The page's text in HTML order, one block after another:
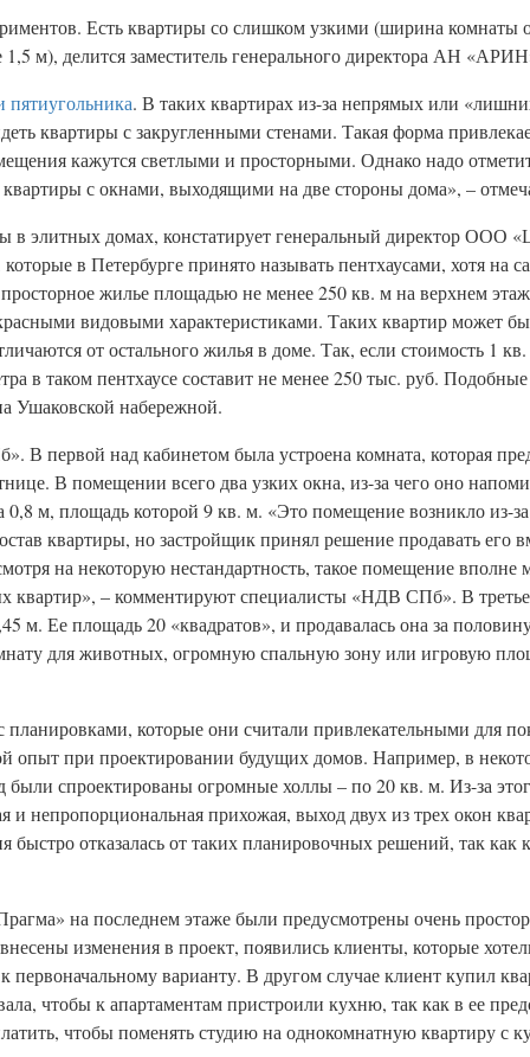
Есть квартиры со слишком узкими (ширина комнаты
м), делится заместитель генерального директора АН
. В таких квартирах из-за непрямых или
квартиры с закругленными стенами. Такая форма
кажутся светлыми и просторными. Однако надо
с окнами, выходящими на две стороны дома», –
в элитных домах, констатирует генеральный директор ООО
в Петербурге принято называть пентхаусами, хотя на
жилье площадью не менее 250 кв. м на верхнем
видовыми характеристиками. Таких квартир может
от остального жилья в доме. Так, если стоимость 1
в таком пентхаусе составит не менее 250 тыс. руб.
Ушаковской набережной.
первой над кабинетом была устроена комната, которая
В помещении всего два узких окна, из-за чего оно
м, площадь которой 9 кв. м. «Это помещение возникло из-
квартиры, но застройщик принял решение продавать его
на некоторую нестандартность, такое помещение
квартир», – комментируют специалисты «НДВ СПб». В
м. Ее площадь 20 «квадратов», и продавалась она за
для животных, огромную спальную зону или игровую
которые они считали привлекательными для
опыт при проектировании будущих домов. Например, в
были спроектированы огромные холлы – по 20 кв. м. Из-за
непропорциональная прихожая, выход двух из трех окон
отказалась от таких планировочных решений, так как
на последнем этаже были предусмотрены очень
изменения в проект, появились клиенты, которые
варианту. В другом случае клиент купил
чтобы к апартаментам пристроили кухню, так как в ее
чтобы поменять студию на однокомнатную квартиру с